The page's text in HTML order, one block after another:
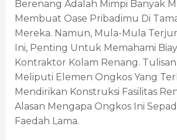
Berenang Adalah Mimpi Banyak
Membuat Oase Pribadimu Di
Mereka. Namun, Mula-Mula
Ini, Penting Untuk Memahami
Kontraktor Kolam Renang.
Meliputi Elemen Ongkos Yang
Mendirikan Konstruksi Fasilitas
Alasan Mengapa Ongkos Ini
Faedah Lama.